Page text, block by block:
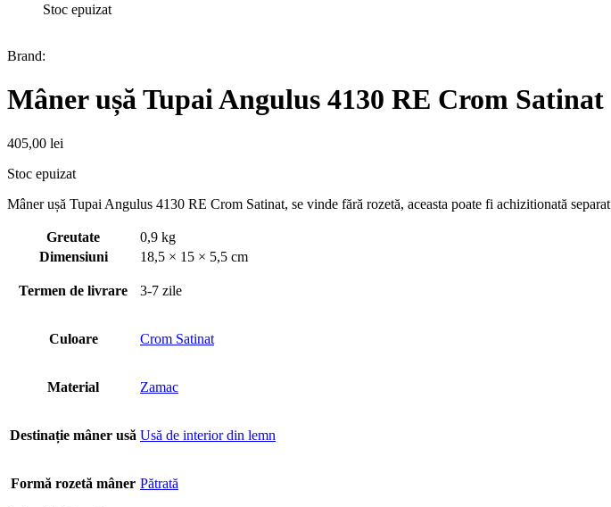
Stoc epuizat
Brand:
Mâner ușă Tupai Angulus 4130 RE Crom Satinat
405,00 lei
Stoc epuizat
Mâner ușă Tupai Angulus 4130 RE Crom Satinat, se vinde fără rozetă, aceasta poate fi achizitionată separat
Greutate
0,9 kg
Dimensiuni
18,5 × 15 × 5,5 cm
Termen de livrare 3-7 zile
Culoare Crom Satinat
Material Zamac
Destinație mâner usă Usă de interior din lemn
Formă rozetă mâner Pătrată